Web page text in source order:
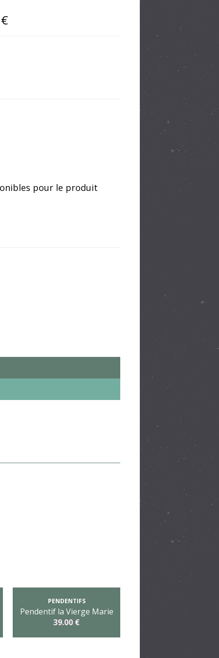
pour le produit
PENDENTIFS
Pendentif la Vierge Marie
39.00 €